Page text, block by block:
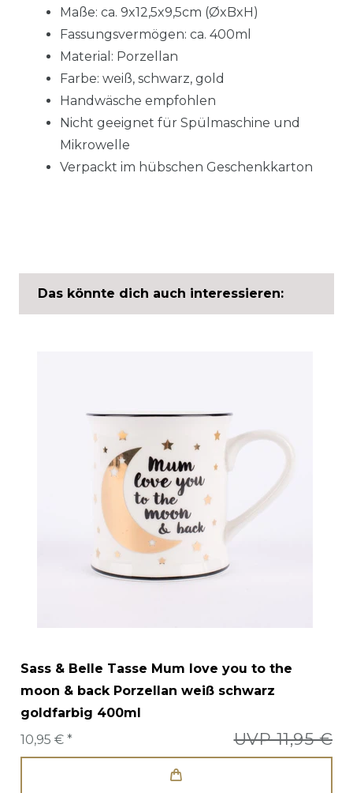
Maße: ca. 9x12,5x9,5cm (ØxBxH)
Fassungsvermögen: ca. 400ml
Material: Porzellan
Farbe: weiß, schwarz, gold
Handwäsche empfohlen
Nicht geeignet für Spülmaschine und
Mikrowelle
Verpackt im hübschen Geschenkkarton
Das könnte dich auch interessieren:
Sass & Belle Tasse Mum love you to the
moon & back Porzellan weiß schwarz
goldfarbig 400ml
UVP 11,95 €
10,95 € *